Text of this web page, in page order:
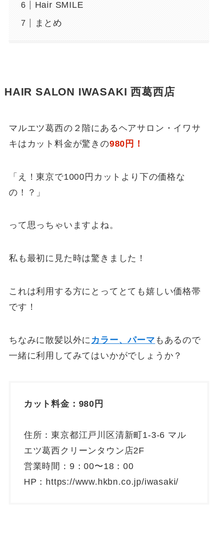
Hair SMILE
まとめ
HAIR SALON IWASAKI 西葛西店
マルエツ葛西の２階にあるヘアサロン・イワサ
キはカット料金が驚きの980円！
「え！東京で1000円カットより下の価格な
の！？」
って思っちゃいますよね。
私も最初に見た時は驚きました！
これは利用する方にとってとても嬉しい価格帯
です！
ちなみに散髪以外に カラー、パーマ もあるので
一緒に利用してみてはいかがでしょうか？
カット料金：980円
住所：東京都江戸川区清新町1-3-6 マル
エツ葛西クリーンタウン店2F
営業時間：9：00〜18：00
HP：https://www.hkbn.co.jp/iwasaki/